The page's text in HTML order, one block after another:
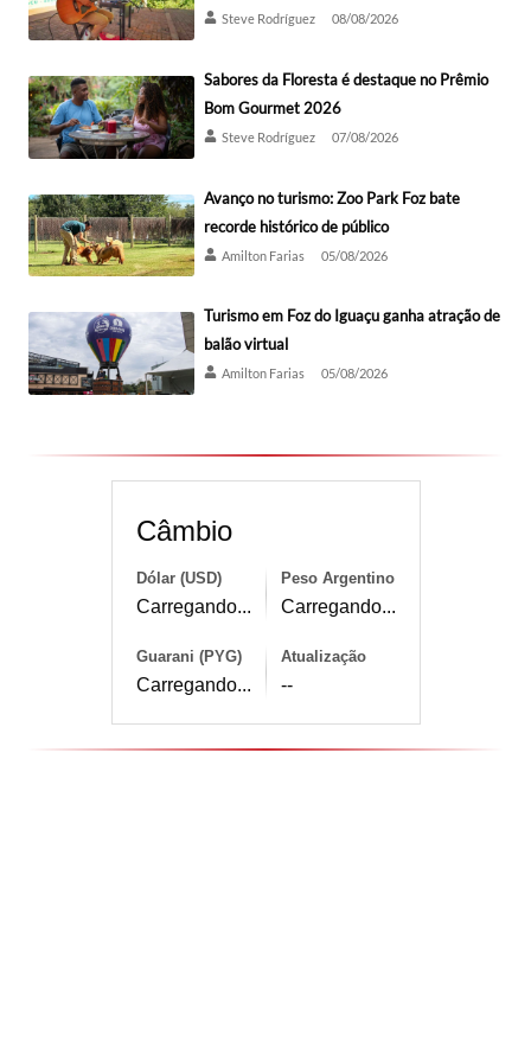
Steve Rodríguez 08/08/2026
Sabores da Floresta é destaque no Prêmio
Bom Gourmet 2026
Steve Rodríguez 07/08/2026
Avanço no turismo: Zoo Park Foz bate
recorde histórico de público
Amilton Farias 05/08/2026
Turismo em Foz do Iguaçu ganha atração de
balão virtual
Amilton Farias 05/08/2026
Câmbio
Dólar (USD)
Carregando...
Peso Argentino
Carregando...
Guarani (PYG)
Carregando...
Atualização
--